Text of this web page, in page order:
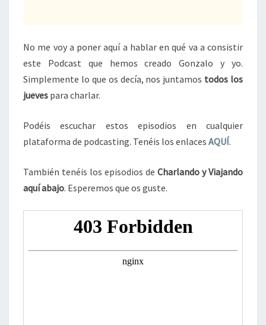
No me voy a poner aquí a hablar en qué va a consistir
este Podcast que hemos creado Gonzalo y yo.
Simplemente lo que os decía, nos juntamos todos los
jueves para charlar.
Podéis escuchar estos episodios en cualquier
plataforma de podcasting. Tenéis los enlaces AQUÍ.
También tenéis los episodios de Charlando y Viajando
aquí abajo. Esperemos que os guste.